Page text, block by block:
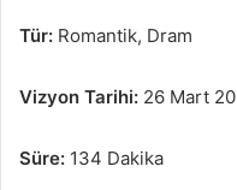
Tür: Romantik, Dram
Vizyon Tarihi: 26 Mart
Süre: 134 Dakika